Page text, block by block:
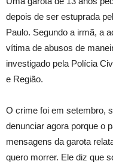
depois de ser estuprada
Paulo. Segundo a irmã, a
vítima de abusos de
investigado pela Polícia
e Região.
O crime foi em setembro,
denunciar agora porque o
mensagens da garota
quero morrer. Ele diz que